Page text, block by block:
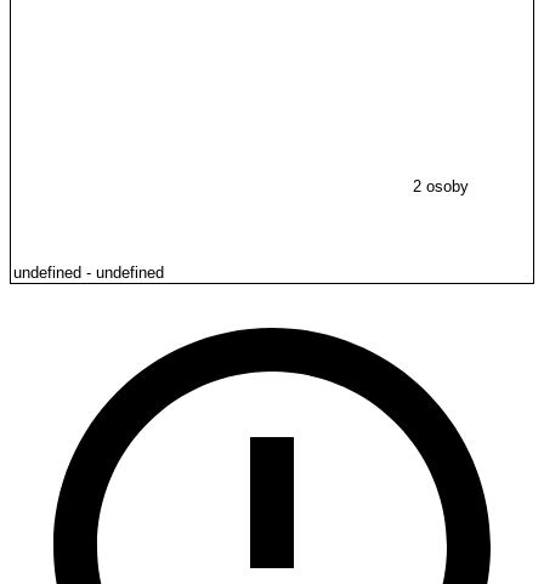
2 osoby